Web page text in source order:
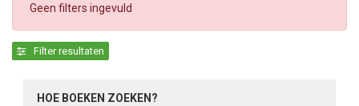
Geen filters ingevuld
Filter resultaten
HOE BOEKEN ZOEKEN?